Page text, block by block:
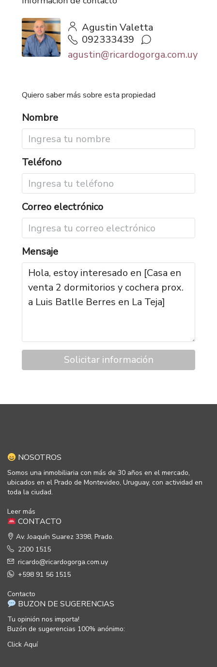
Agustin Valetta
092333439
agustin@ricardogorga.com.uy
Quiero saber más sobre esta propiedad
Nombre
Teléfono
Correo electrónico
Mensaje
Solicitar información
NOSOTROS
Somos una inmobiliaria con más de 30 años en el mercado,
ubicados en el Prado de Montevideo, Uruguay, con actividad en
toda la ciudad.
Leer más
CONTACTO
Av. Joaquín Suarez 3398, Prado.
2200 1515
ricardo@ricardogorga.com.uy
+598 91 56 1515
Contacto
BUZON DE SUGERENCIAS
Tu opinión nos importa!
Buzón de sugerencias 100% anónimo:
Click Aquí